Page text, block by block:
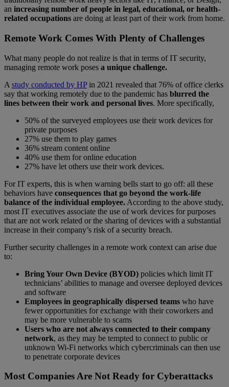
an increasing number of people in legal, educational, or health-
related occupations are doing at least part of their work from home.
Remote Work Comes With Plenty of Challenges
What many people do not realize is that in terms of IT security,
managing remote work poses a unique challenge.
A study conducted by HPin 2021 revealed that 76% of office clerks
say that working remotely due to the pandemic has blurred the
lines between their work and personal lives. More specifically,
50% of the surveyed employees use their work devices for
private purposes
27% use them to play games
36% stream content online
40% use them for online education
27% have let others use their work devices.
For IT experts, this is when warning bells start to go off: all these
behaviors have consequences that go beyond the work-life
balance of the individual employee. According to the above study,
most IT executives associate the use of work devices for purposes
that are not work related or the sharing of devices with a substantial
increase in their company’s risk of a security breach.
Further security challenges in a remote work context can arise due
to:
Bring Your Own Device (BYOD) policies which limit IT
technicians’ abilities to manage and oversee deployed devices
and software
Employees in geographically dispersed teams who have
fewer opportunities for exchange with their coworkers and
may be more vulnerable to scams
Users who are not always connected to their company
network, as they may be tempted to connect to public or
unknown Wi-Fi networks which cybercriminals can then use
to penetrate corporate devices
Most Companies Are Not Ready for Cyberattacks